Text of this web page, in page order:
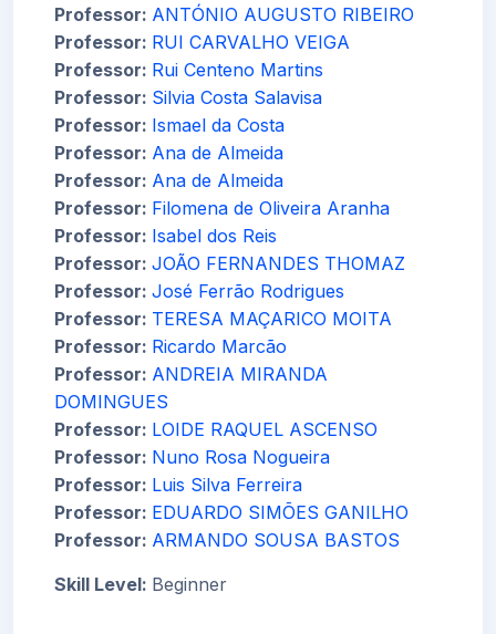
Professor: ANTÓNIO AUGUSTO RIBEIRO
Professor: RUI CARVALHO VEIGA
Professor: Rui Centeno Martins
Professor: Silvia Costa Salavisa
Professor: Ismael da Costa
Professor: Ana de Almeida
Professor: Ana de Almeida
Professor: Filomena de Oliveira Aranha
Professor: Isabel dos Reis
Professor: JOÃO FERNANDES THOMAZ
Professor: José Ferrão Rodrigues
Professor: TERESA MAÇARICO MOITA
Professor: Ricardo Marcão
Professor: ANDREIA MIRANDA
DOMINGUES
Professor: LOIDE RAQUEL ASCENSO
Professor: Nuno Rosa Nogueira
Professor: Luis Silva Ferreira
Professor: EDUARDO SIMÕES GANILHO
Professor: ARMANDO SOUSA BASTOS
Skill Level: Beginner